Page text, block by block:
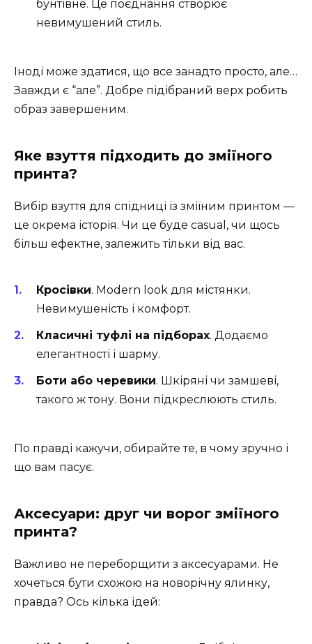
бунтівне. Це поєднання створює
невимушений стиль.
Іноді може здатися, що все занадто просто, але…
Завжди є “але”. Добре підібраний верх робить
образ завершеним.
Яке взуття підходить до зміїного
принта?
Вибір взуття для спідниці із зміїним принтом —
це окрема історія. Чи це буде casual, чи щось
більш ефектне, залежить тільки від вас.
Кросівки. Modern look для містянки.
Невимушеність і комфорт.
Класичні туфлі на підборах. Додаємо
елегантності і шарму.
Боти або черевики. Шкіряні чи замшеві,
такого ж тону. Вони підкреслюють стиль.
По правді кажучи, обирайте те, в чому зручно і
що вам пасує.
Аксесуари: друг чи ворог зміїного
принта?
Важливо не переборщити з аксесуарами. Не
хочеться бути схожою на новорічну ялинку,
правда? Ось кілька ідей: